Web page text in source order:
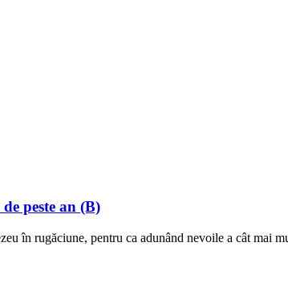
peste an (B)
în rugăciune, pentru ca adunând nevoile a cât mai